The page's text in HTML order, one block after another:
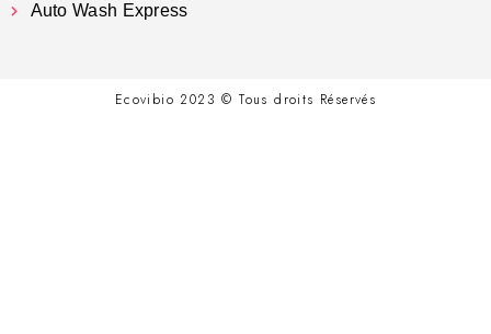
Auto Wash Express
Ecovibio 2023 © Tous droits Réservés